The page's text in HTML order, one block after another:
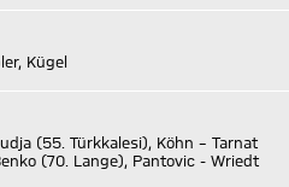
Kügel
(55. Türkkalesi), Köhn – Tarnat
(70. Lange), Pantovic - Wriedt